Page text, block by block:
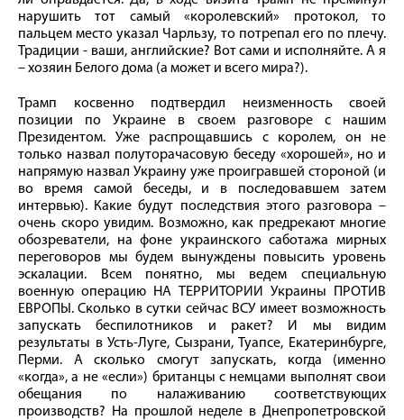
нарушить тот самый «королевский» протокол, то
пальцем место указал Чарльзу, то потрепал его по плечу.
Традиции - ваши, английские? Вот сами и исполняйте. А я
– хозяин Белого дома (а может и всего мира?).
Трамп косвенно подтвердил неизменность своей
позиции по Украине в своем разговоре с нашим
Президентом. Уже распрощавшись с королем, он не
только назвал полуторачасовую беседу «хорошей», но и
напрямую назвал Украину уже проигравшей стороной (и
во время самой беседы, и в последовавшем затем
интервью). Какие будут последствия этого разговора –
очень скоро увидим. Возможно, как предрекают многие
обозреватели, на фоне украинского саботажа мирных
переговоров мы будем вынуждены повысить уровень
эскалации. Всем понятно, мы ведем специальную
военную операцию НА ТЕРРИТОРИИ Украины ПРОТИВ
ЕВРОПЫ. Сколько в сутки сейчас ВСУ имеет возможность
запускать беспилотников и ракет? И мы видим
результаты в Усть-Луге, Сызрани, Туапсе, Екатеринбурге,
Перми. А сколько смогут запускать, когда (именно
«когда», а не «если») британцы с немцами выполнят свои
обещания по налаживанию соответствующих
производств? На прошлой неделе в Днепропетровской